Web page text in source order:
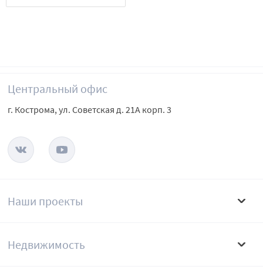
Наши проекты
Недвижимость
Центральный офис
г. Кострома, ул. Советская д. 21А корп. 3